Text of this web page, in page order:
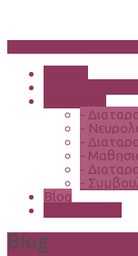
-
-
-
-
-
-
Blog
Blog